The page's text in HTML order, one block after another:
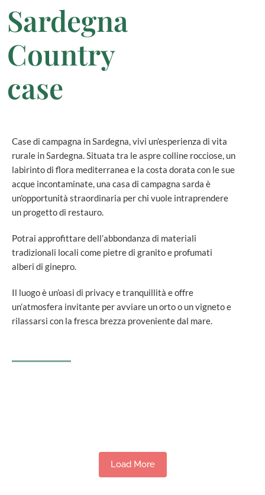
Sardegna
Country
case
Case di campagna in Sardegna, vivi un’esperienza di vita
rurale in Sardegna. Situata tra le aspre colline rocciose, un
labirinto di flora mediterranea e la costa dorata con le sue
acque incontaminate, una casa di campagna sarda è
un’opportunità straordinaria per chi vuole intraprendere
un progetto di restauro.
Potrai approfittare dell’abbondanza di materiali
tradizionali locali come pietre di granito e profumati
alberi di ginepro.
Il luogo è un’oasi di privacy e tranquillità e offre
un’atmosfera invitante per avviare un orto o un vigneto e
rilassarsi con la fresca brezza proveniente dal mare.
Load More